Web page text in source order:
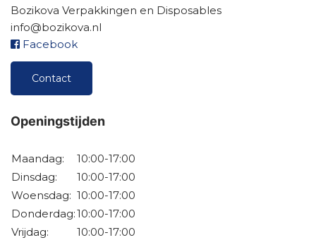
Bozikova Verpakkingen en Disposables
info@bozikova.nl
Facebook
Contact
Openingstijden
Maandag:
10:00-17:00
Dinsdag:
10:00-17:00
Woensdag: 10:00-17:00
Donderdag:10:00-17:00
Vrijdag:
10:00-17:00